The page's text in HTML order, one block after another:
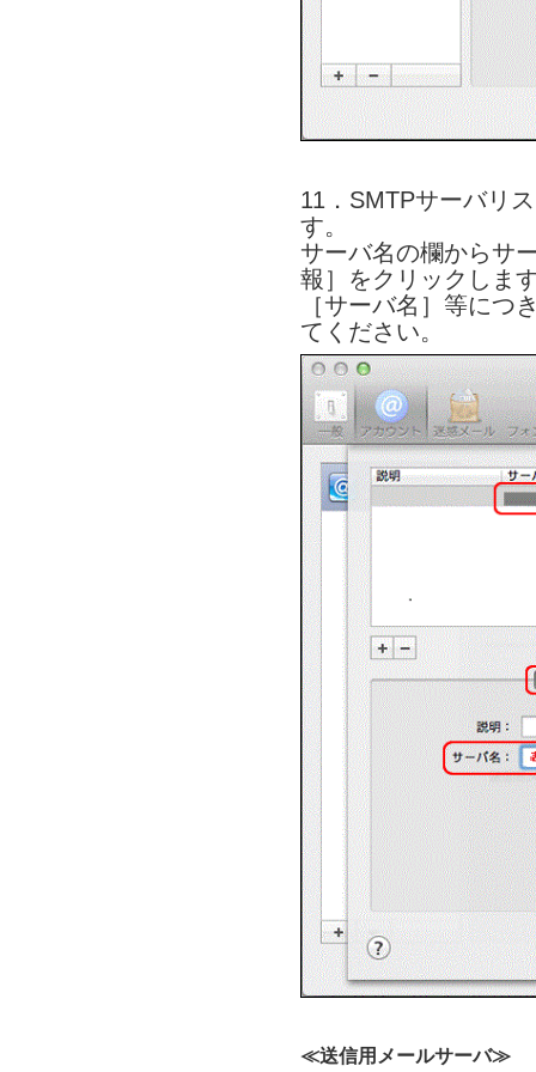
11．SMTPサーバリ
す。
サーバ名の欄からサ
報］をクリックしま
［サーバ名］等につ
てください。
≪送信用メールサーバ≫